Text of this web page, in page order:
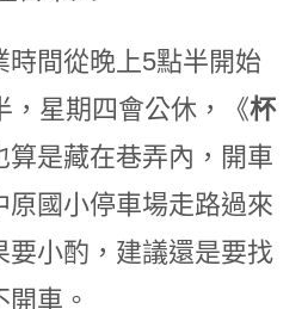
時間從晚上5點半開始
，星期四會公休，《杯
算是藏在巷弄內，開車
原國小停車場走路過來
要小酌，建議還是要找
車。